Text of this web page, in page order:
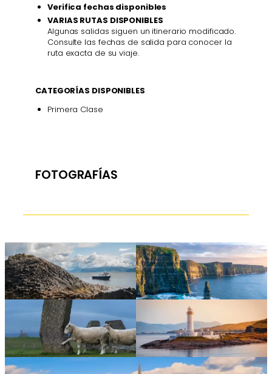
Verifica fechas disponibles
VARIAS RUTAS DISPONIBLES
Algunas salidas siguen un itinerario modificado.
Consulte las fechas de salida para conocer la
ruta exacta de su viaje.
CATEGORÍAS DISPONIBLES
Primera Clase
FOTOGRAFÍAS